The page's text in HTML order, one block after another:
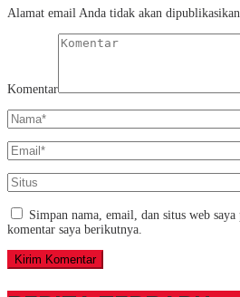
Alamat email Anda tidak akan dipublikasikan.
Komentar
Simpan nama, email, dan situs web
komentar saya berikutnya.